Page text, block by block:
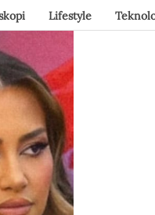
Lifestyle